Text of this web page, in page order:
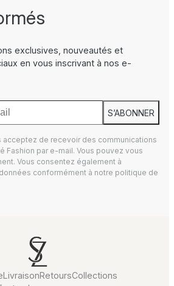
exclusives, nouveautés et
en vous inscrivant à nos e-
S’ABONNER
acceptez de recevoir des communications
Fashion par e-mail. Vous pouvez vous
Vous consentez également à
conformément à notre politique de
LivraisonRetoursCollections